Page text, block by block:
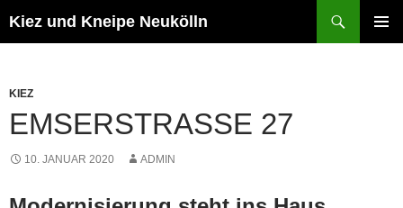
Inhalt
Kiez und Kneipe Neukölln
KIEZ
EMSERSTRASSE 27
10. JANUAR 2020 ADMIN